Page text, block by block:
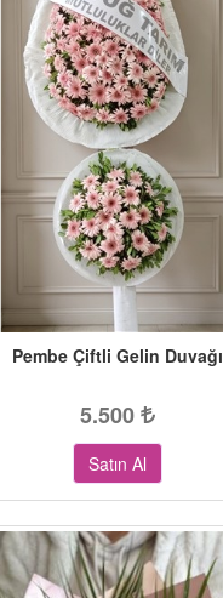
Pembe Çiftli Gelin Duvağı
5.500
Satın Al